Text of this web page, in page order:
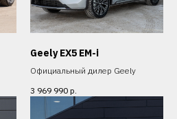
Geely EX5 EM-i
Официальный дилер Geely
3 969 990 р.